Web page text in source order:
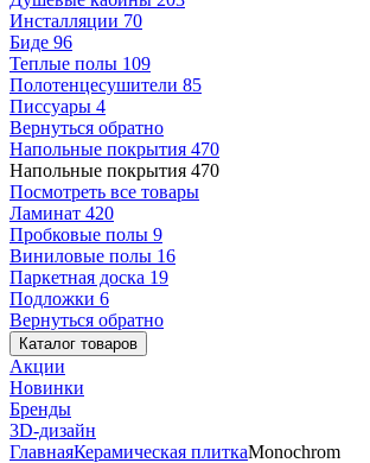
Инсталляции 70
Биде 96
Теплые полы 109
Полотенцесушители 85
Писсуары 4
Вернуться обратно
Напольные покрытия 470
Напольные покрытия 470
Посмотреть все товары
Ламинат 420
Пробковые полы 9
Виниловые полы 16
Паркетная доска 19
Подложки 6
Вернуться обратно
Каталог товаров
Акции
Новинки
Бренды
3D-дизайн
ГлавнаяКерамическая плиткаMonochrom